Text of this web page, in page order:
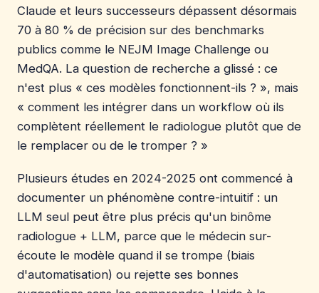
Claude et leurs successeurs dépassent désormais
70 à 80 % de précision sur des benchmarks
publics comme le NEJM Image Challenge ou
MedQA. La question de recherche a glissé : ce
n'est plus « ces modèles fonctionnent-ils ? », mais
« comment les intégrer dans un workflow où ils
complètent réellement le radiologue plutôt que de
le remplacer ou de le tromper ? »
Plusieurs études en 2024-2025 ont commencé à
documenter un phénomène contre-intuitif : un
LLM seul peut être plus précis qu'un binôme
radiologue + LLM, parce que le médecin sur-
écoute le modèle quand il se trompe (biais
d'automatisation) ou rejette ses bonnes